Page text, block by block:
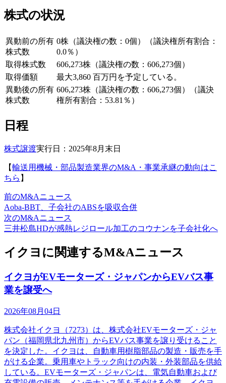
株式の状況
異動前の所有
株式数
0株（議決権の数：0個）（議決権所有割合：
0.0％）
取得株式数
606,273株（議決権の数：606,273個）
取得価額
最大3,860 百万円を予定している。
異動後の所有
株式数
606,273株（議決権の数：606,273個）（議決
権所有割合：53.81％）
日程
株式譲渡実行日：2025年8月末日
【輸送用機械・部品製造業界のM&A・事業承継の動向はこ
ちら 】
前のM&Aニュース
Aoba-BBT、子会社のABSを吸収合併
次のM&Aニュース
三井松島HDが感熱レジロール加工のコウナンを子会社化へ
イクヨに関連するM&Aニュース
イクヨがEVモーターズ・ジャパンからEVバス事
業を譲受へ
2026年08月04日
株式会社イクヨ（7273）は、株式会社EVモーターズ・ジャ
パン（福岡県北九州市）からEVバス事業を譲り受けること
を決定した。イクヨは、自動車用樹脂部品の製造・販売を手
がける企業。乗用車やトラック向けの内装・外装部品を供給
している。EVモーターズ・ジャパンは、電気自動車および